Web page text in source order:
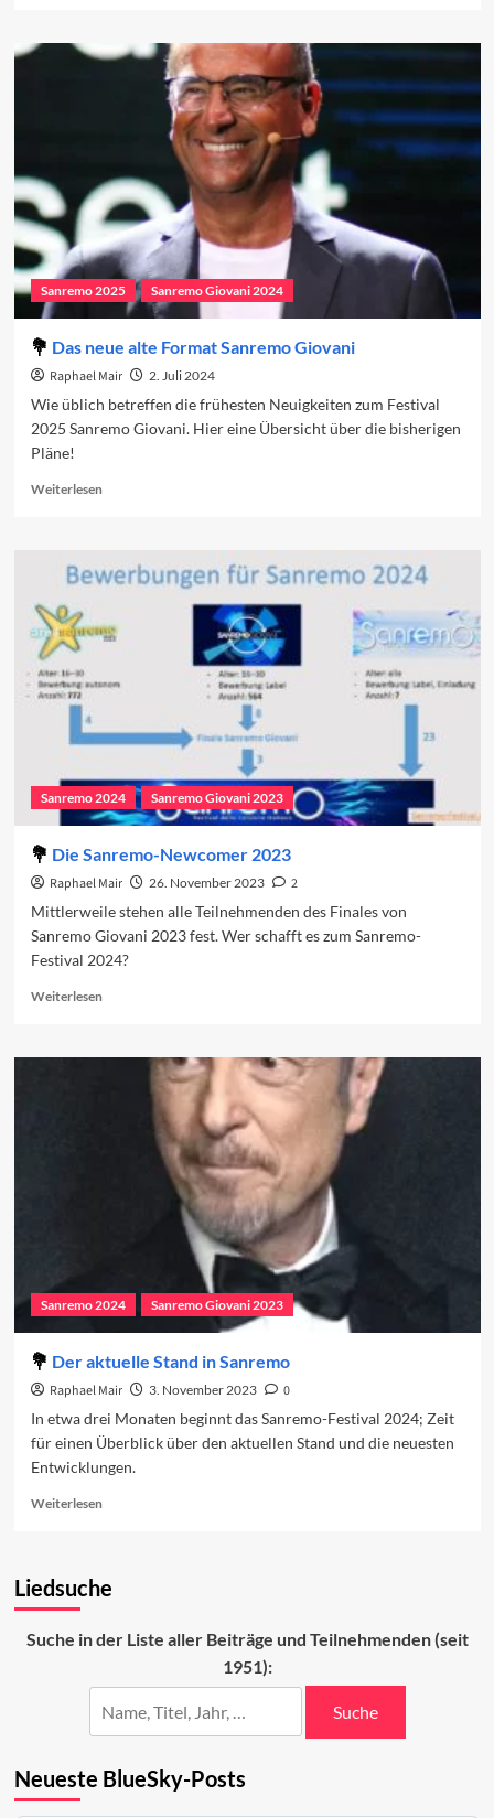
Sanremo
Giovani
Sanremo 2025 Sanremo Giovani 2024
Das neue alte Format Sanremo Giovani
Raphael Mair 2. Juli 2024
Wie üblich betreffen die frühesten Neuigkeiten zum Festival
2025 Sanremo Giovani. Hier eine Übersicht über die bisherigen
Pläne!
WeiterlesenRead
neue
alte
Sanremo
Sanremo 2024 Sanremo Giovani 2023
Die Sanremo-Newcomer 2023
Raphael Mair 26. November 2023
2
Mittlerweile stehen alle Teilnehmenden des Finales von
Sanremo Giovani 2023 fest. Wer schafft es zum Sanremo-
Festival 2024?
WeiterlesenRead
Die
Newcomer
Sanremo 2024 Sanremo Giovani 2023
Der aktuelle Stand in Sanremo
Raphael Mair 3. November 2023
0
In etwa drei Monaten beginnt das Sanremo-Festival 2024; Zeit
für einen Überblick über den aktuellen Stand und die neuesten
Entwicklungen.
WeiterlesenRead
aktuelle
Sanremo
Liedsuche
Suche in der Liste aller Beiträge und Teilnehmenden (seit
1951):
Suche
Neueste BlueSky-Posts